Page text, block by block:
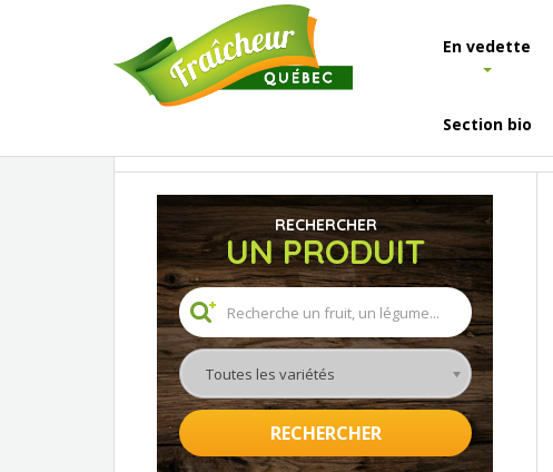
En vedette
Section bio
RECHERCHER
UN PRODUIT
Toutes les variétés
RECHERCHER